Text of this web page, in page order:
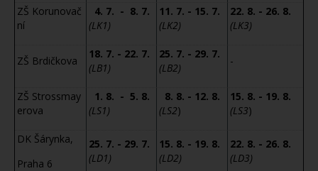
ZŠ Korunovač
ní
4. 7. - 8. 7.
(LK1)
11. 7. - 15. 7.
(LK2)
22. 8. - 26. 8.
(LK3)
ZŠ Brdičkova
18. 7. - 22. 7.
(LB1)
25. 7. - 29. 7.
(LB2)
-
ZŠ Strossmay
erova
1. 8. - 5. 8.
(LS1)
8. 8. - 12. 8.
(LS2)
15. 8. - 19. 8.
(LS3)
DK Šárynka,
Praha 6
25. 7. - 29. 7.
(LD1)
15. 8. - 19. 8.
(LD2)
22. 8. - 26. 8.
(LD3)